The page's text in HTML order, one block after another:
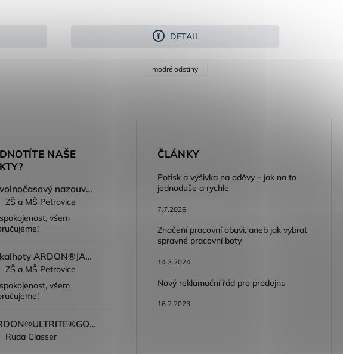
DETAIL
modré odstíny
NAŠE
Dámský volnočasový nazouvák ARDON®JUNO - růžová
ZŠ a MŠ Petrovice
všem
Dámské kalhoty ARDON®JASVENA šedá
ZŠ a MŠ Petrovice
všem
Tričko ARDON®ULTRITE®GO! dámské růžová
Ruda Glasser
ČLÁNKY
Potisk a výšivka na oděvy – jak na to
jednoduše a rychle
7.7.2026
Značení pracovní obuvi, aneb jak vybrat
spravné pracovní boty
14.3.2024
Nový reklamační řád pro prodejnu
16.2.2023